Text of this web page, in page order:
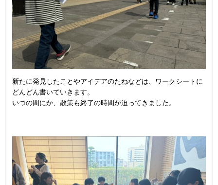
新たに発見したことやアイデアのたねなどは、ワークシートに
どんどん書いていきます。
いつの間にか、散策も終了の時間が迫ってきました。